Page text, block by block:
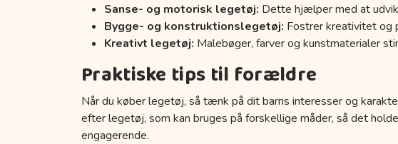
Sanse- og motorisk legetøj: Dette hjælper med at
Bygge- og konstruktionslegetøj: Fostrer kreativitet og
Kreativt legetøj: Malebøger, farver og kunstmaterialer
Praktiske tips til forældre
Når du køber legetøj, så tænk på dit barns interesser og
efter legetøj, som kan bruges på forskellige måder, så det
engagerende.